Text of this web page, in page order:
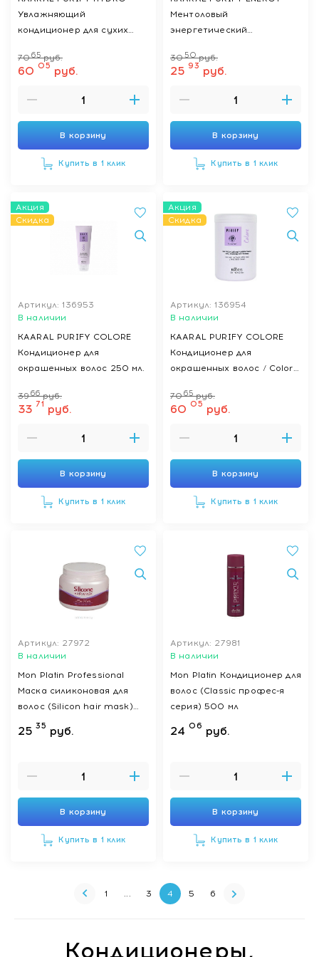
Увлажняющий
кондиционер для сухих
7065 руб.
60 05 руб.
В корзину
Купить в 1 клик
Ментоловый
энергетический
использования 250 мл.
3050 руб.
25 93 руб.
В корзину
Купить в 1 клик
Акция
Скидка
Артикул: 136953
В наличии
KAARAL PURIFY COLORE
Кондиционер для
окрашенных волос 250 мл.
3966 руб.
33 71 руб.
В корзину
Купить в 1 клик
Акция
Скидка
Артикул: 136954
В наличии
KAARAL PURIFY COLORE
Кондиционер для
окрашенных волос / Color
мл.
7065 руб.
60 05 руб.
В корзину
Купить в 1 клик
Артикул: 27972
В наличии
Mon Platin Professional
Маска силиконовая для
волос (Silicon hair mask)
500 мл
25 35 руб.
В корзину
Купить в 1 клик
Артикул: 27981
В наличии
Mon Platin Кондиционер для
волос (Classic профес-я
серия) 500 мл
24 06 руб.
В корзину
Купить в 1 клик
1 ... 3 4 5 6
Кондиционеры,